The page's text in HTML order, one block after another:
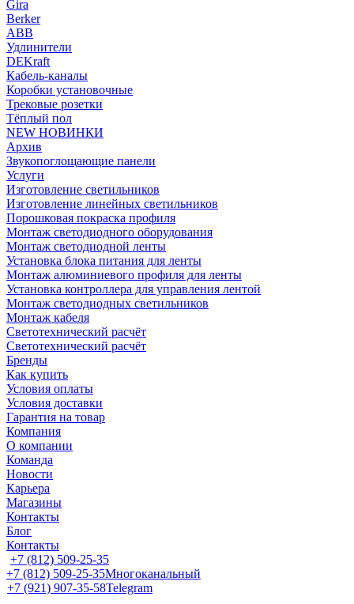
Gira
Berker
ABB
Удлинители
DEKraft
Кабель-каналы
Коробки установочные
Трековые розетки
Тёплый пол
NEW НОВИНКИ
Архив
Звукопоглощающие панели
Услуги
Изготовление светильников
Изготовление линейных светильников
Порошковая покраска профиля
Монтаж светодиодного оборудования
Монтаж светодиодной ленты
Установка блока питания для ленты
Монтаж алюминиевого профиля для ленты
Установка контроллера для управления лентой
Монтаж светодиодных светильников
Монтаж кабеля
Светотехнический расчёт
Светотехнический расчёт
Бренды
Как купить
Условия оплаты
Условия доставки
Гарантия на товар
Компания
О компании
Команда
Новости
Карьера
Магазины
Контакты
Блог
Контакты
+7 (812) 509-25-35
+7 (812) 509-25-35Многоканальный
+7 (921) 907-35-58Telegram